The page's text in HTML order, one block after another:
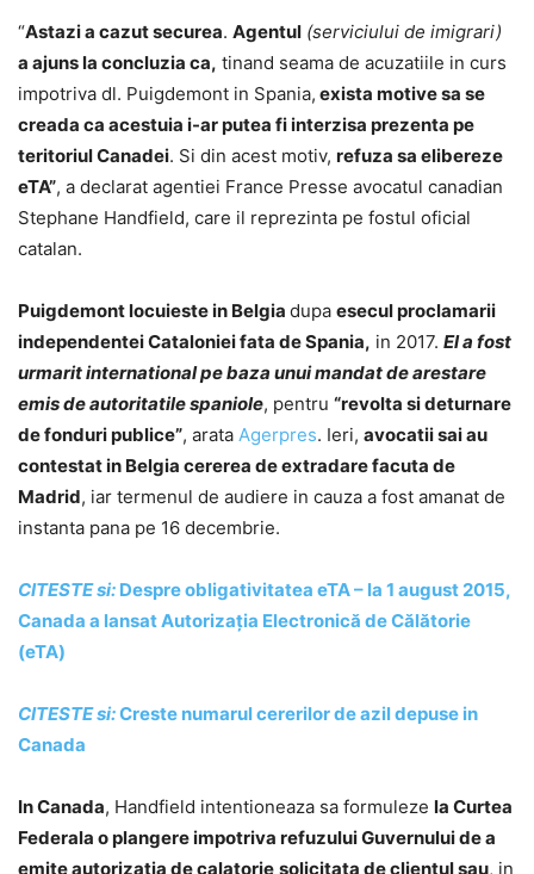
“Astazi a cazut securea. Agentul (serviciului de imigrari)
a ajuns la concluzia ca, tinand seama de acuzatiile in curs
impotriva dl. Puigdemont in Spania, exista motive sa se
creada ca acestuia i-ar putea fi interzisa prezenta pe
teritoriul Canadei. Si din acest motiv, refuza sa elibereze
eTA”, a declarat agentiei France Presse avocatul canadian
Stephane Handfield, care il reprezinta pe fostul oficial
catalan.
Puigdemont locuieste in Belgia dupa esecul proclamarii
independentei Cataloniei fata de Spania, in 2017. El a fost
urmarit international pe baza unui mandat de arestare
emis de autoritatile spaniole, pentru “revolta si deturnare
de fonduri publice”, arata Agerpres. Ieri, avocatii sai au
contestat in Belgia cererea de extradare facuta de
Madrid, iar termenul de audiere in cauza a fost amanat de
instanta pana pe 16 decembrie.
CITESTE si: Despre obligativitatea eTA – la 1 august 2015,
Canada a lansat Autorizația Electronică de Călătorie
(eTA)
CITESTE si:Creste numarul cererilor de azil depuse in
Canada
In Canada, Handfield intentioneaza sa formuleze la Curtea
Federala o plangere impotriva refuzului Guvernului de a
emite autorizatia de calatorie solicitata de clientul sau, in